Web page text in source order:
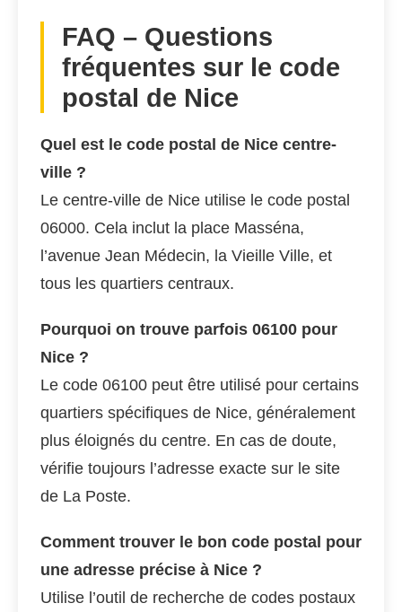
FAQ – Questions
fréquentes sur le code
postal de Nice
Quel est le code postal de Nice centre-
ville ?
Le centre-ville de Nice utilise le code postal
06000. Cela inclut la place Masséna,
l’avenue Jean Médecin, la Vieille Ville, et
tous les quartiers centraux.
Pourquoi on trouve parfois 06100 pour
Nice ?
Le code 06100 peut être utilisé pour certains
quartiers spécifiques de Nice, généralement
plus éloignés du centre. En cas de doute,
vérifie toujours l’adresse exacte sur le site
de La Poste.
Comment trouver le bon code postal pour
une adresse précise à Nice ?
Utilise l’outil de recherche de codes postaux